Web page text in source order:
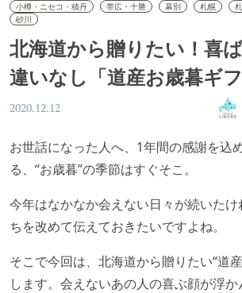
小樽・ニセコ・積丹
帯広・十勝 幕別 札幌
砂川
北海道から贈りたい！喜
違いなし「道産お歳暮ギ
2020.12.12
お世話になった人へ、1年間の感謝を込
る、“お歳暮”の季節はすぐそこ。
今年はなかなか会えない日々が続いた
ちを改めて伝えておきたいですよね。
そこで今回は、北海道から贈りたい“道
します。会えないあの人の喜ぶ顔が浮か